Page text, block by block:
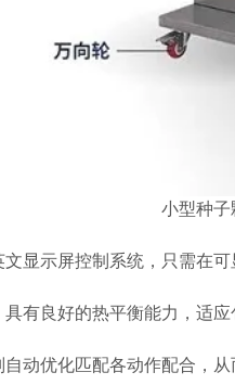
小型种子
示屏控制系统，只需在可
良好的热平衡能力，适应
优化匹配各动作配合，从